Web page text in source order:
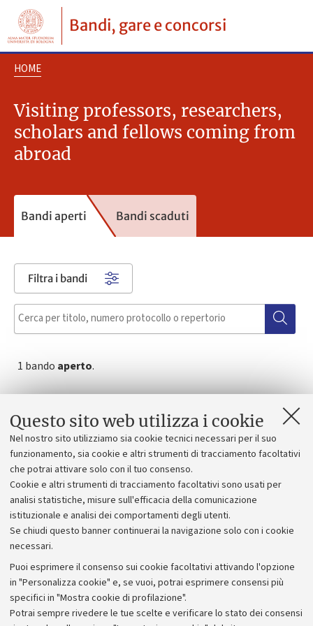
Questo sito web utilizza i cookie
Nel nostro sito utilizziamo sia cookie tecnici necessari per il suo
funzionamento, sia cookie e altri strumenti di tracciamento facoltativi
che potrai attivare solo con il tuo consenso.
Cookie e altri strumenti di tracciamento facoltativi sono usati per
analisi statistiche, misure sull'efficacia della comunicazione
istituzionale e analisi dei comportamenti degli utenti.
Se chiudi questo banner continuerai la navigazione solo con i cookie
necessari.
Puoi esprimere il consenso sui cookie facoltativi attivando l'opzione
in "Personalizza cookie" e, se vuoi, potrai esprimere consensi più
specifici in "Mostra cookie di profilazione".
Potrai sempre rivedere le tue scelte e verificare lo stato dei consensi
Bandi, gare e concorsi
HOME
Visiting professors, researchers,
scholars and fellows coming from
abroad
Bandi aperti Bandi scaduti
Filtra i bandi
1 bando aperto.
nell'ambito della misura di Ateneo "Scholars at
Risk"anno 2026, per attività di ricerca dal titolo
“Translations, Censorship, and Comparisons: The
Problematical and Challenging Reception of
Dante’s Comedy in the Arabian World”
Scadenza: 10 settembre 2026, 23:55